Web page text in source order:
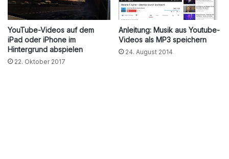
YouTube-Videos auf dem
iPad oder iPhone im
Hintergrund abspielen
22. Oktober 2017
Anleitung: Musik aus Youtube-
Videos als MP3 speichern
24. August 2014